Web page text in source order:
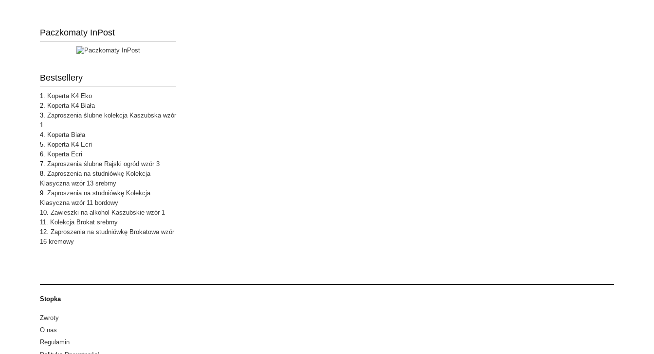
Paczkomaty InPost
Bestsellery
Koperta K4 Eko
Koperta K4 Biała
Zaproszenia ślubne kolekcja Kaszubska wzór
1
Koperta Biała
Koperta K4 Ecri
Koperta Ecri
Zaproszenia ślubne Rajski ogród wzór 3
Zaproszenia na studniówkę Kolekcja
Klasyczna wzór 13 srebrny
Zaproszenia na studniówkę Kolekcja
Klasyczna wzór 11 bordowy
Zawieszki na alkohol Kaszubskie wzór 1
Kolekcja Brokat srebrny
Zaproszenia na studniówkę Brokatowa wzór
16 kremowy
Stopka
Zwroty
O nas
Regulamin